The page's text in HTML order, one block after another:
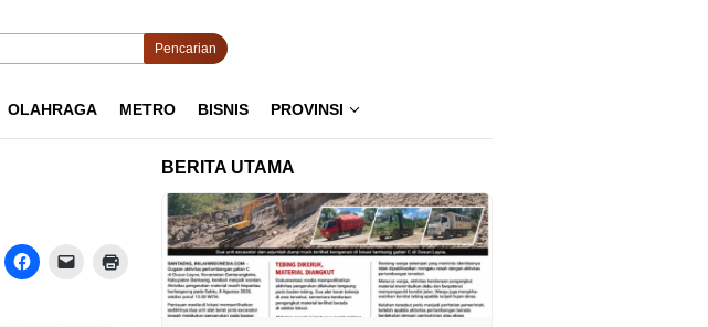
Pencarian
OLAHRAGA METRO BISNIS PROVINSI
BERITA UTAMA